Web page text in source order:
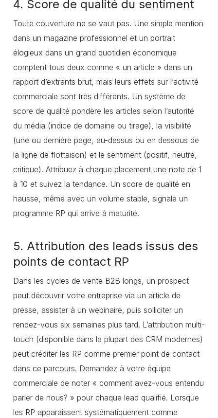
4. Score de qualité du sentiment
Toute couverture ne se vaut pas. Une simple mention
dans un magazine professionnel et un portrait
élogieux dans un grand quotidien économique
comptent tous deux comme « un article » dans un
rapport d’extrants brut, mais leurs effets sur l’activité
commerciale sont très différents. Un système de
score de qualité pondère les articles selon l’autorité
du média (indice de domaine ou tirage), la visibilité
(une ou dernière page, au-dessus ou en dessous de
la ligne de flottaison) et le sentiment (positif, neutre,
critique). Attribuez à chaque placement une note de 1
à 10 et suivez la tendance. Un score de qualité en
hausse, même avec un volume stable, signale un
programme RP qui arrive à maturité.
5. Attribution des leads issus des
points de contact RP
Dans les cycles de vente B2B longs, un prospect
peut découvrir votre entreprise via un article de
presse, assister à un webinaire, puis solliciter un
rendez-vous six semaines plus tard. L’attribution multi-
touch (disponible dans la plupart des CRM modernes)
peut créditer les RP comme premier point de contact
dans ce parcours. Demandez à votre équipe
commerciale de noter « comment avez-vous entendu
parler de nous? » pour chaque lead qualifié. Lorsque
les RP apparaissent systématiquement comme